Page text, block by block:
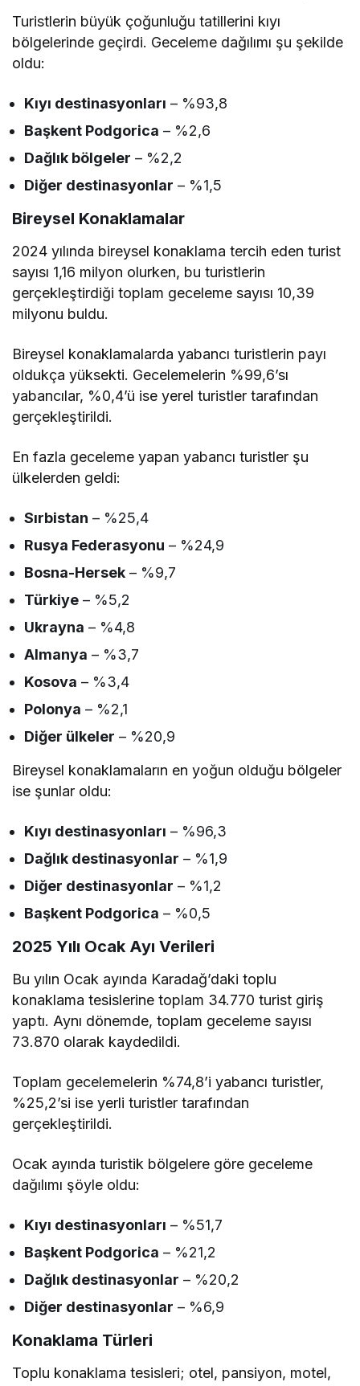
Turistlerin büyük çoğunluğu tatillerini kıyı
bölgelerinde geçirdi. Geceleme dağılımı şu şekilde
oldu:
Kıyı destinasyonları – %93,8
Başkent Podgorica – %2,6
Dağlık bölgeler – %2,2
Diğer destinasyonlar – %1,5
Bireysel Konaklamalar
2024 yılında bireysel konaklama tercih eden turist
sayısı 1,16 milyon olurken, bu turistlerin
gerçekleştirdiği toplam geceleme sayısı 10,39
milyonu buldu.
Bireysel konaklamalarda yabancı turistlerin payı
oldukça yüksekti. Gecelemelerin %99,6’sı
yabancılar, %0,4’ü ise yerel turistler tarafından
gerçekleştirildi.
En fazla geceleme yapan yabancı turistler şu
ülkelerden geldi:
Sırbistan – %25,4
Rusya Federasyonu – %24,9
Bosna-Hersek – %9,7
Türkiye – %5,2
Ukrayna – %4,8
Almanya – %3,7
Kosova – %3,4
Polonya – %2,1
Diğer ülkeler – %20,9
Bireysel konaklamaların en yoğun olduğu bölgeler
ise şunlar oldu:
Kıyı destinasyonları – %96,3
Dağlık destinasyonlar – %1,9
Diğer destinasyonlar – %1,2
Başkent Podgorica – %0,5
2025 Yılı Ocak Ayı Verileri
Bu yılın Ocak ayında Karadağ’daki toplu
konaklama tesislerine toplam 34.770 turist giriş
yaptı. Aynı dönemde, toplam geceleme sayısı
73.870 olarak kaydedildi.
Toplam gecelemelerin %74,8’i yabancı turistler,
%25,2’si ise yerli turistler tarafından
gerçekleştirildi.
Ocak ayında turistik bölgelere göre geceleme
dağılımı şöyle oldu:
Kıyı destinasyonları – %51,7
Başkent Podgorica – %21,2
Dağlık destinasyonlar – %20,2
Diğer destinasyonlar – %6,9
Konaklama Türleri
Toplu konaklama tesisleri; otel, pansiyon, motel,